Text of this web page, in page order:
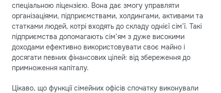
спеціальною ліцензією. Вона дає змогу управляти
організаціями, підприємствами, холдингами, активами та
статками людей, котрі входять до складу однієї сім’ї. Такі
підприємства допомагають сім’ям з дуже високими
доходами ефективно використовувати своє майно і
досягати певних фінансових цілей: від збереження до
примноження капіталу.
Цікаво, що функції сімейних офісів спочатку виконували